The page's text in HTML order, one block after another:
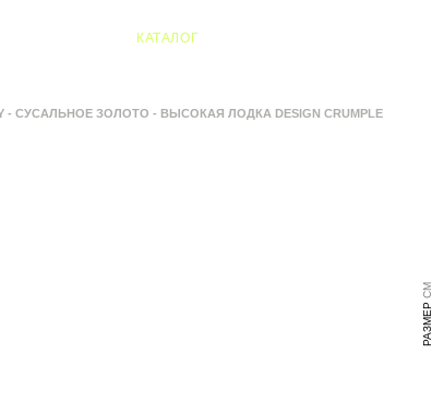
КАТАЛОГ
- СУСАЛЬНОЕ ЗОЛОТО - ВЫСОКАЯ ЛОДКА DESIGN CRUMPLE
РАЗМЕР